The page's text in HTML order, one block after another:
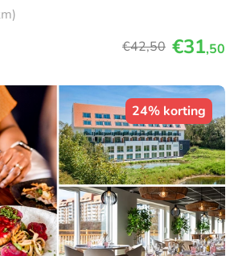
€42,50 €31,50
24% korting